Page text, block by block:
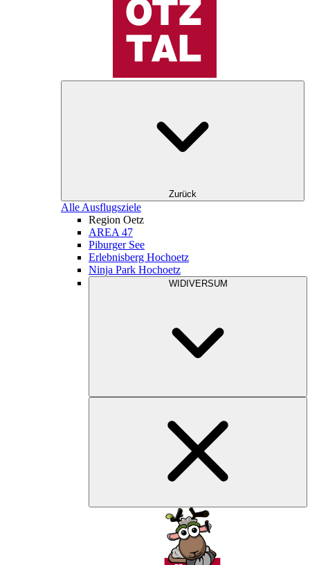
Zurück
Alle Ausflugsziele
Region Oetz
AREA 47
Piburger See
Erlebnisberg Hochoetz
Ninja Park Hochoetz
WIDIVERSUM